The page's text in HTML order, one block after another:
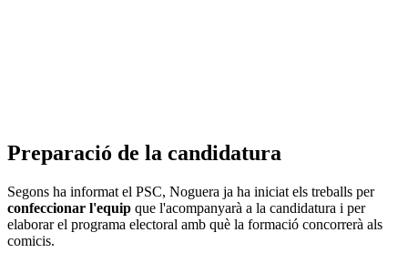
Preparació de la candidatura
Segons ha informat el PSC, Noguera ja ha iniciat els treballs per
confeccionar l'equip que l'acompanyarà a la candidatura i per
elaborar el programa electoral amb què la formació concorrerà als
comicis.